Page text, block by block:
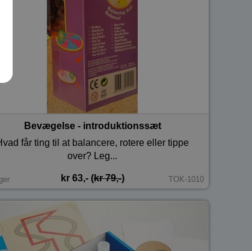
Bevægelse - introduktionssæt
får ting til at balancere, rotere eller tippe
over? Leg...
kr 63,- (kr 79,-) TOK-1010